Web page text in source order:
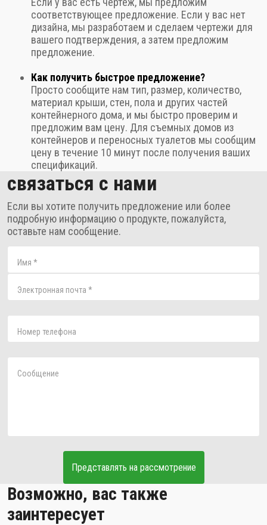
соответствующее предложение. Если у вас нет
дизайна, мы разработаем и сделаем чертежи для
вашего подтверждения, а затем предложим
предложение.
Как получить быстрое предложение?
Просто сообщите нам тип, размер, количество,
материал крыши, стен, пола и других частей
контейнерного дома, и мы быстро проверим и
предложим вам цену. Для съемных домов из
контейнеров и переносных туалетов мы сообщим
цену в течение 10 минут после получения ваших
спецификаций.
связаться с нами
Если вы хотите получить предложение или более
подробную информацию о продукте, пожалуйста,
оставьте нам сообщение.
Имя *
Электронная почта *
Номер телефона
Сообщение
Представлять на рассмотрение
Возможно, вас также
заинтересует